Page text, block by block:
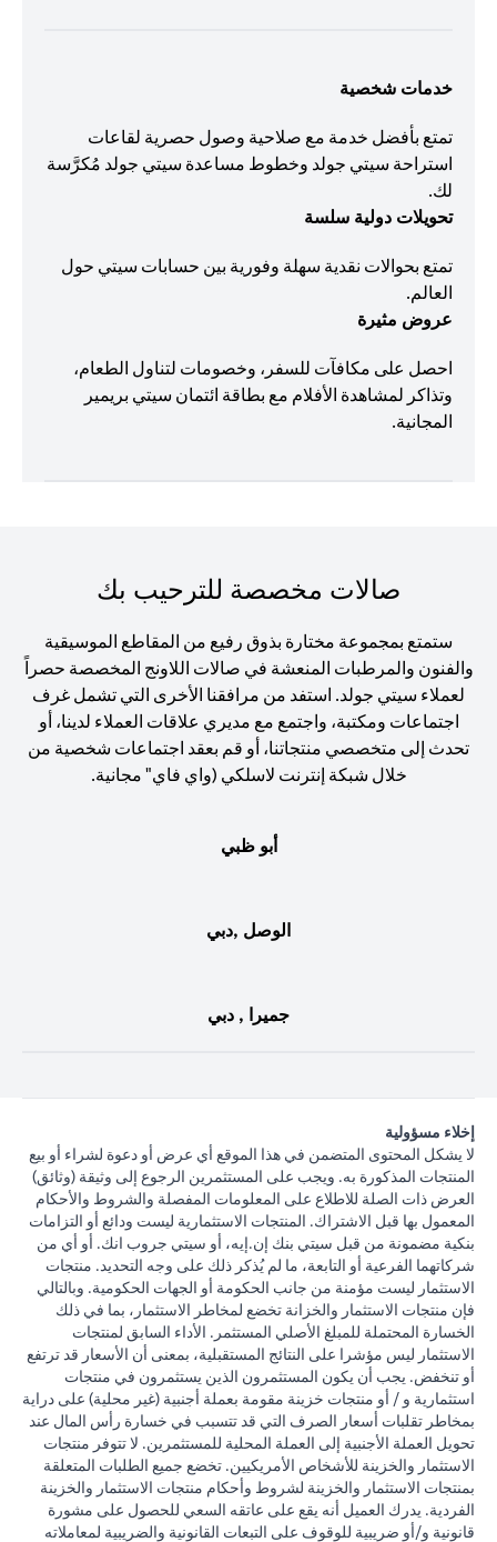
خدمات شخصية
تمتع بأفضل خدمة مع صلاحية وصول حصرية لقاعات
استراحة سيتي جولد وخطوط مساعدة سيتي جولد مُكرَّسة
لك.
تحويلات دولية سلسة
تمتع بحوالات نقدية سهلة وفورية بين حسابات سيتي حول
العالم.
عروض مثيرة
احصل على مكافآت للسفر، وخصومات لتناول الطعام،
وتذاكر لمشاهدة الأفلام مع بطاقة ائتمان سيتي بريمير
المجانية.
صالات مخصصة للترحيب بك
ستمتع بمجموعة مختارة بذوق رفيع من المقاطع الموسيقية
والفنون والمرطبات المنعشة في صالات اللاونج المخصصة حصراً
لعملاء سيتي جولد. استفد من مرافقنا الأخرى التي تشمل غرف
اجتماعات ومكتبة، واجتمع مع مديري علاقات العملاء لدينا، أو
تحدث إلى متخصصي منتجاتنا، أو قم بعقد اجتماعات شخصية من
خلال شبكة إنترنت لاسلكي (واي فاي" مجانية.
أبو ظبي
الوصل ,دبي
جميرا , دبي
إخلاء مسؤولية
لا يشكل المحتوى المتضمن في هذا الموقع أي عرض أو دعوة لشراء أو بيع
المنتجات المذكورة به. ويجب على المستثمرين الرجوع إلى وثيقة (وثائق)
العرض ذات الصلة للاطلاع على المعلومات المفصلة والشروط والأحكام
المعمول بها قبل الاشتراك. المنتجات الاستثمارية ليست ودائع أو التزامات
بنكية مضمونة من قبل سيتي بنك إن.إيه، أو سيتي جروب انك. أو أي من
شركاتهما الفرعية أو التابعة، ما لم يُذكر ذلك على وجه التحديد. منتجات
الاستثمار ليست مؤمنة من جانب الحكومة أو الجهات الحكومية. وبالتالي
فإن منتجات الاستثمار والخزانة تخضع لمخاطر الاستثمار، بما في ذلك
الخسارة المحتملة للمبلغ الأصلي المستثمر. الأداء السابق لمنتجات
الاستثمار ليس مؤشرا على النتائج المستقبلية، بمعنى أن الأسعار قد ترتفع
أو تنخفض. يجب أن يكون المستثمرون الذين يستثمرون في منتجات
استثمارية و / أو منتجات خزينة مقومة بعملة أجنبية (غير محلية) على دراية
بمخاطر تقلبات أسعار الصرف التي قد تتسبب في خسارة رأس المال عند
تحويل العملة الأجنبية إلى العملة المحلية للمستثمرين. لا تتوفر منتجات
الاستثمار والخزينة للأشخاص الأمريكيين. تخضع جميع الطلبات المتعلقة
بمنتجات الاستثمار والخزينة لشروط وأحكام منتجات الاستثمار والخزينة
الفردية. يدرك العميل أنه يقع على عاتقه السعي للحصول على مشورة
قانونية و/أو ضريبية للوقوف على التبعات القانونية والضريبية لمعاملاته